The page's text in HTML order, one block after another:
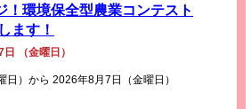
！環境保全型農業コンテスト
ます！
（金曜日）
日）から 2026年8月7日（金曜日）